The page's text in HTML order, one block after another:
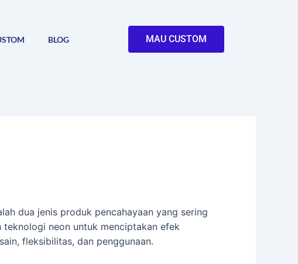
BLOG MAU CUSTOM
dua jenis produk pencahayaan yang sering
neon untuk menciptakan efek
fleksibilitas, dan penggunaan.